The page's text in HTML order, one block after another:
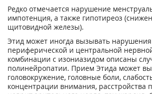
Редко отмечается нарушение
импотенция, а также гипотиреоз
щитовидной железы).
Этид может иногда вызывать
периферической и центральной
комбинации с изониазидом описаны
полинейропатии. Прием Этида может
головокружение, головные боли,
концентрации внимания, расстройства